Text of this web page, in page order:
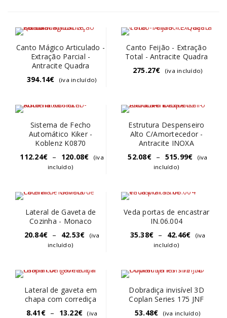
Canto Mágico Articulado -
Extração Parcial -
Antracite Quadra
394.14€ (iva incluído)
Canto Feijão - Extração
Total - Antracite Quadra
275.27€ (iva incluído)
Sistema de Fecho
Automático Kiker -
Koblenz K0870
112.24€ – 120.08€
(iva
incluído)
Estrutura Despenseiro
Alto C/Amortecedor -
Antracite INOXA
52.08€ – 515.99€
(iva
incluído)
Lateral de Gaveta de
Cozinha - Monaco
20.84€ – 42.53€
(iva
incluído)
Veda portas de encastrar
IN.06.004
35.38€ – 42.46€
(iva
incluído)
Lateral de gaveta em
chapa com corrediça
8.41€ – 13.22€
(iva
Dobradiça invisível 3D
Coplan Series 175 JNF
53.48€ (iva incluído)